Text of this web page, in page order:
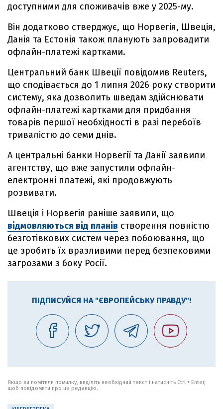
доступними для споживачів вже у 2025-му.
Він додатково стверджує, що Норвегія, Швеція,
Данія та Естонія також планують запровадити
офлайн-платежі картками.
Центральний банк Швеції повідомив Reuters,
що сподівається до 1 липня 2026 року створити
систему, яка дозволить шведам здійснювати
офлайн-платежі картками для придбання
товарів першої необхідності в разі перебоїв
тривалістю до семи днів.
А центральні банки Норвегії та Данії заявили
агентству, що вже запустили офлайн-
електронні платежі, які продовжують
розвивати.
Швеція і Норвегія раніше заявили, що
відмовляються від планів створення повністю
безготівкових систем через побоювання, що
це зробить їх вразливими перед безпековими
загрозами з боку Росії.
ПІДПИСУЙСЯ НА "ЄВРОПЕЙСЬКУ ПРАВДУ"!
Якщо ви помітили помилку, виділіть необхідний текст і натисніть Ctrl + Enter,
щоб повідомити про це редакцію.